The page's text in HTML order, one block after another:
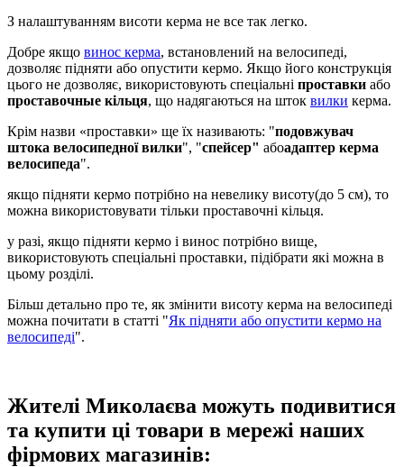
З налаштуванням висоти керма не все так легко.
Добре якщо винос керма, встановлений на велосипеді,
дозволяє підняти або опустити кермо. Якщо його конструкція
цього не дозволяє, використовують спеціальні проставки або
проставочные кільця, що надягаються на шток вилки керма.
Крім назви «проставки» ще їх називають: "подовжувач
штока велосипедної вилки", "спейсер" абоадаптер керма
велосипеда".
якщо підняти кермо потрібно на невелику висоту(до 5 см), то
можна використовувати тільки проставочні кільця.
у разі, якщо підняти кермо і винос потрібно вище,
використовують спеціальні проставки, підібрати які можна в
цьому розділі.
Більш детально про те, як змінити висоту керма на велосипеді
можна почитати в статті "Як підняти або опустити кермо на
велосипеді".
Жителі Миколаєва можуть подивитися
та купити ці товари в мережі наших
фірмових магазинів: